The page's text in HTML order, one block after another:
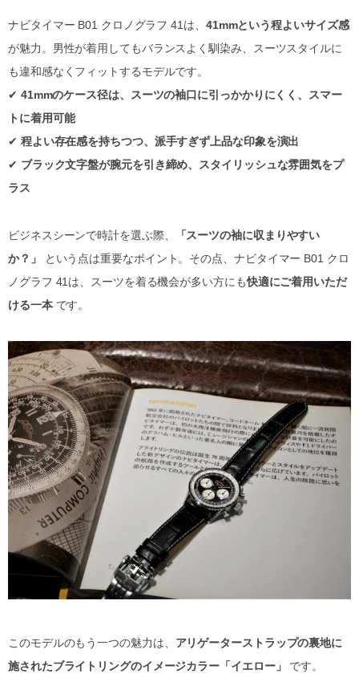
ナビタイマー B01 クロノグラフ 41は、 41mmという程よいサイズ感
が魅力。男性が着用してもバランスよく馴染み、スーツスタイルに
も違和感なくフィットするモデルです。
✔ 41mmのケース径は、スーツの袖口に引っかかりにくく、スマー
トに着用可能
✔ 程よい存在感を持ちつつ、派手すぎず上品な印象を演出
✔ ブラック文字盤が腕元を引き締め、スタイリッシュな雰囲気をプ
ラス
ビジネスシーンで時計を選ぶ際、
「スーツの袖に収まりやすい
か？」
という点は重要なポイント。その点、ナビタイマー B01 クロ
ノグラフ 41は、スーツを着る機会が多い方にも快適にご着用いただ
ける一本です。
このモデルのもう一つの魅力は、 アリゲーターストラップの裏地に
施されたブライトリングのイメージカラー「イエロー」
です。